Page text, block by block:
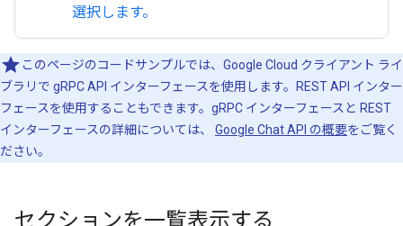
選択します。
このページのコードサンプルでは、Google Cloud クライアント ライ
ブラリで gRPC API インターフェースを使用します。REST API インター
フェースを使用することもできます。gRPC インターフェースと REST
インターフェースの詳細については、 Google Chat API の概要をご覧く
ださい。
セクションを一覧表示する